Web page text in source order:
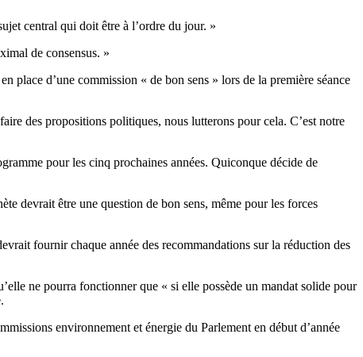
central qui doit être à l’ordre du jour. »
de consensus. »
place d’une commission « de bon sens » lors de la première séance
des propositions politiques, nous lutterons pour cela. C’est notre
pour les cinq prochaines années. Quiconque décide de
devrait être une question de bon sens, même pour les forces
fournir chaque année des recommandations sur la réduction des
ne pourra fonctionner que « si elle possède un mandat solide pour
environnement et énergie du Parlement en début d’année